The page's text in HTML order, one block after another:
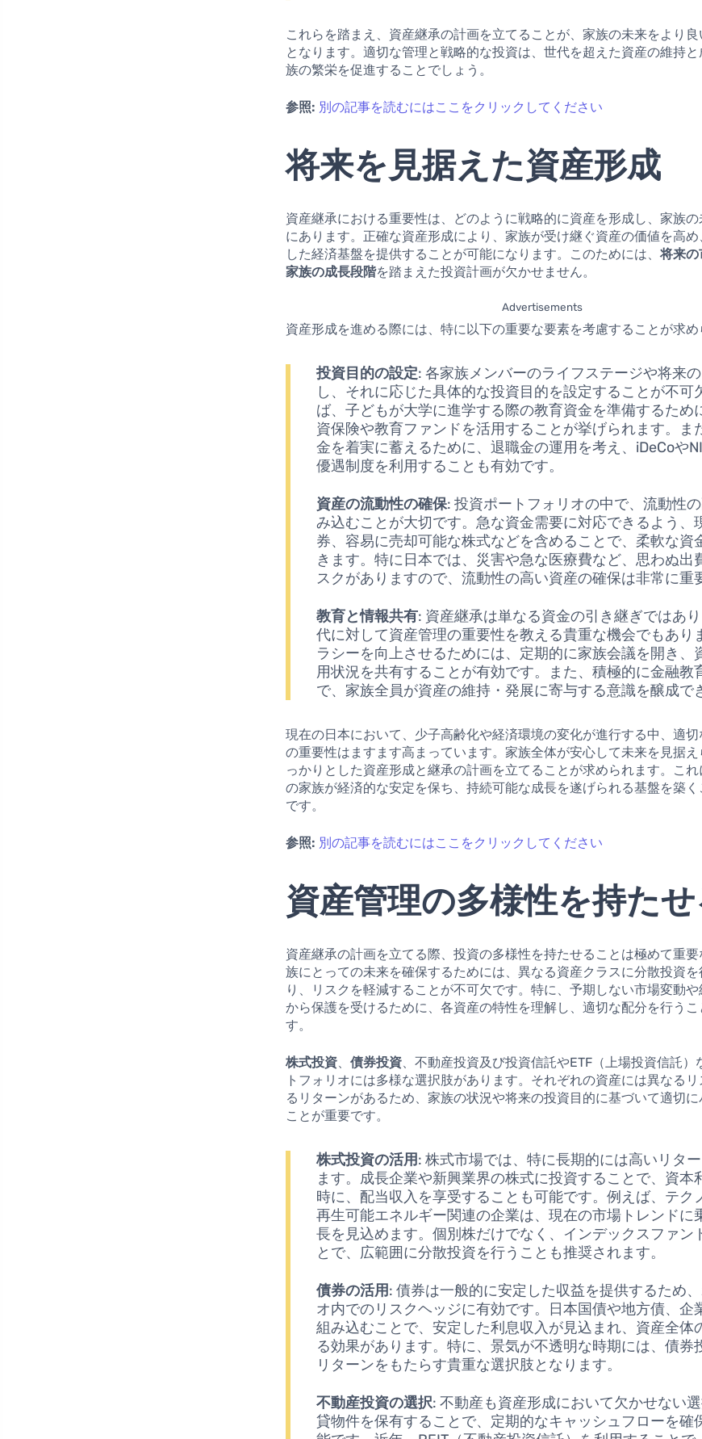
これらを踏まえ、資産継承の計画を立てることが、家族の未来をより
となります。適切な管理と戦略的な投資は、世代を超えた資産の維持
族の繁栄を促進することでしょう。
参照: 別の記事を読むにはここをクリックしてください
将来を見据えた資産形成
資産継承における重要性は、どのように戦略的に資産を形成し、家族
にあります。正確な資産形成により、家族が受け継ぐ資産の価値を高
した経済基盤を提供することが可能になります。このためには、将来
家族の成長段階を踏まえた投資計画が欠かせません。
Advertisements
資産形成を進める際には、特に以下の重要な要素を考慮することが求め
投資目的の設定: 各家族メンバーのライフステージや将来
し、それに応じた具体的な投資目的を設定することが不可
ば、子どもが大学に進学する際の教育資金を準備するため
資保険や教育ファンドを活用することが挙げられます。ま
金を着実に蓄えるために、退職金の運用を考え、iDeCoや
優遇制度を利用することも有効です。
資産の流動性の確保: 投資ポートフォリオの中で、流動性
み込むことが大切です。急な資金需要に対応できるよう、
券、容易に売却可能な株式などを含めることで、柔軟な資
きます。特に日本では、災害や急な医療費など、思わぬ出
スクがありますので、流動性の高い資産の確保は非常に重
教育と情報共有: 資産継承は単なる資金の引き継ぎではあ
代に対して資産管理の重要性を教える貴重な機会でもあり
ラシーを向上させるためには、定期的に家族会議を開き、
用状況を共有することが有効です。また、積極的に金融教
で、家族全員が資産の維持・発展に寄与する意識を醸成で
現在の日本において、少子高齢化や経済環境の変化が進行する中、適
の重要性はますます高まっています。家族全体が安心して未来を見据
っかりとした資産形成と継承の計画を立てることが求められます。こ
の家族が経済的な安定を保ち、持続可能な成長を遂げられる基盤を築
です。
参照: 別の記事を読むにはここをクリックしてください
資産管理の多様性を持たせ
資産継承の計画を立てる際、投資の多様性を持たせることは極めて重
族にとっての未来を確保するためには、異なる資産クラスに分散投資を
り、リスクを軽減することが不可欠です。特に、予期しない市場変動
から保護を受けるために、各資産の特性を理解し、適切な配分を行うこ
す。
株式投資 、債券投資 、不動産投資及び投資信託やETF（上場投資信託）
トフォリオには多様な選択肢があります。それぞれの資産には異なる
るリターンがあるため、家族の状況や将来の投資目的に基づいて適切
ことが重要です。
株式投資の活用: 株式市場では、特に長期的には高いリタ
ます。成長企業や新興業界の株式に投資することで、資本
時に、配当収入を享受することも可能です。例えば、テク
再生可能エネルギー関連の企業は、現在の市場トレンドに
長を見込めます。個別株だけでなく、インデックスファン
とで、広範囲に分散投資を行うことも推奨されます。
債券の活用: 債券は一般的に安定した収益を提供するため
オ内でのリスクヘッジに有効です。日本国債や地方債、企
組み込むことで、安定した利息収入が見込まれ、資産全体
る効果があります。特に、景気が不透明な時期には、債券
リターンをもたらす貴重な選択肢となります。
不動産投資の選択: 不動産も資産形成において欠かせない
貸物件を保有することで、定期的なキャッシュフローを確